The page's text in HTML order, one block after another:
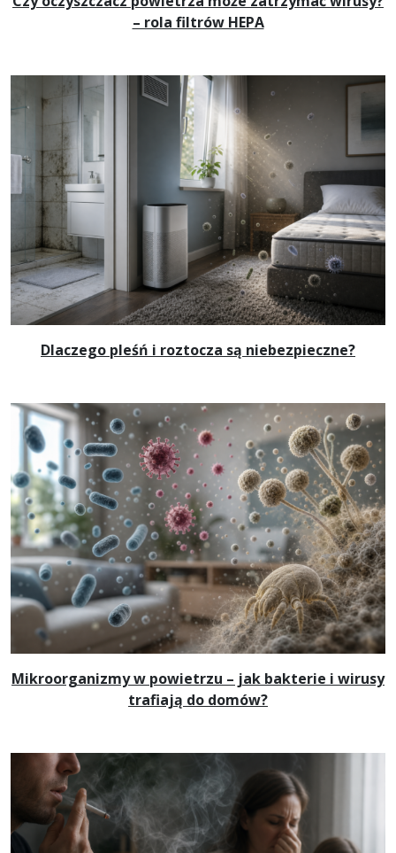
– rola filtrów HEPA
Dlaczego pleśń i roztocza są niebezpieczne?
Mikroorganizmy w powietrzu – jak bakterie i wirusy
trafiają do domów?